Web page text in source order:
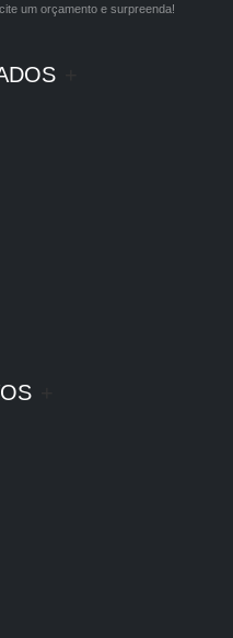
um orçamento e surpreenda!